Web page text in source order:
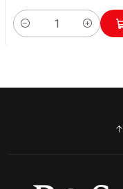
Cantidad